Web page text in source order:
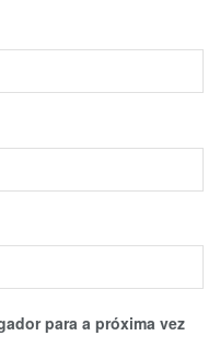
para a próxima vez